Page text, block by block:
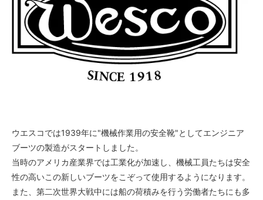
ウエスコでは1939年に"機械作業用の安全靴"としてエンジニア
ブーツの製造がスタートしました。
当時のアメリカ産業界では工業化が加速し、機械工員たちは安全
性の高いこの新しいブーツをこぞって使用するようになります。
また、第二次世界大戦中には船の荷積みを行う労働者たちにも多